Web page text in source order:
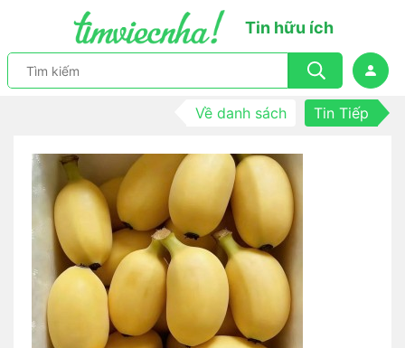
Tin hữu ích
Về danh sách Tin Tiếp